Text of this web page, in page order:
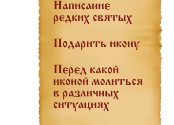
Написание
редких святых
Подарить икону
Перед какой
иконой молиться
в различных
ситуациях